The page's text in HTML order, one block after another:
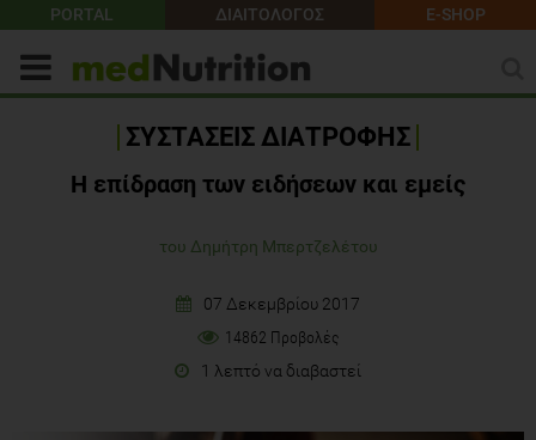
PORTAL ΔΙΑΙΤΟΛΟΓΟΣ E-SHOP
ΣΥΣΤΑΣΕΙΣ ΔΙΑΤΡΟΦΗΣ
Η επίδραση των ειδήσεων και εμείς
του Δημήτρη Μπερτζελέτου
07 Δεκεμβρίου 2017
14862 Προβολές
1 λεπτό να διαβαστεί